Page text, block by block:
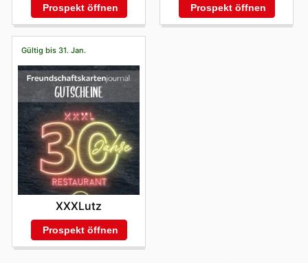
Prospekt öffnen Prospekt öffnen
Gültig bis 31. Jan.
XXXLutz
Prospekt öffnen